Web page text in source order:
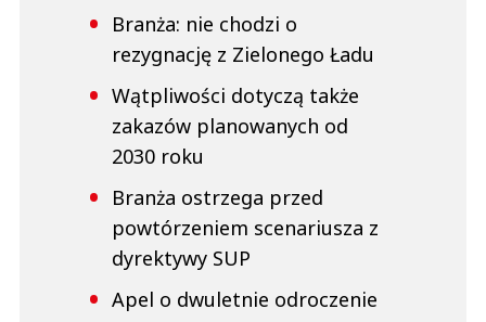
Branża: nie chodzi o
rezygnację z Zielonego Ładu
Wątpliwości dotyczą także
zakazów planowanych od
2030 roku
Branża ostrzega przed
powtórzeniem scenariusza z
dyrektywy SUP
Apel o dwuletnie odroczenie